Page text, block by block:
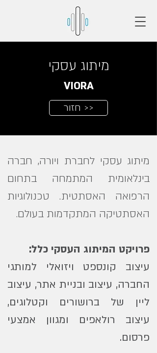
מיתוג עסקי
VIORA
חזור >>
מיתוג עסקי לחברת ויורה, חברה
בינלאומית המתמחה בתחום
הרפואה האסתטית. טכנולוגיות
האסתטיקה המתקדמות בעולם.
פרויקט המיתוג העסקי כלל:
עיצוב קונספט ויזואלי למותגי
החברה, עיצוב ובניית אתר, עיצוב
ליין של ברושורים וקטלוגים,
עיצוב רולאפים ומגוון אמצעי
פרסום.